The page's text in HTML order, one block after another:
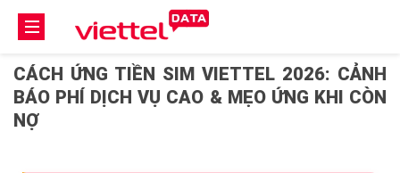
CÁCH ỨNG TIỀN SIM VIETTEL 2026: CẢNH
BÁO PHÍ DỊCH VỤ CAO & MẸO ỨNG KHI CÒN
NỢ